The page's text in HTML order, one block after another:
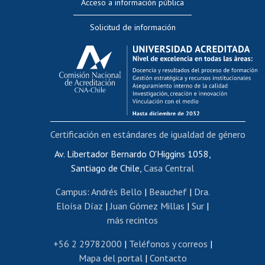
Evaluación docente
Calificación académica
Postulación al AUCAI
Funcionarias/os
Cursos internos de capacitación
Bienestar del personal
Portal de movilidad interna
Certificado de renta
Certificado de renta honorarios
Editar páginas blancas
Extranjeras/os
Revalidación y reconocimiento de títulos
Postulación al Programa de Movilidad Estudiantil
Acceso a información pública
Solicitud de información
Av. Libertador Bernardo O'Higgins 1058,
Santiago de Chile, Casa Central
Campus: Andrés Bello | Beauchef| Dra.
Eloísa Díaz |Juan Gómez Millas | Sur |
más recintos
+56 2 29782000 | Teléfonos y correos |
Mapa del portal| Contacto
Certificación en estándares de igualdad de género